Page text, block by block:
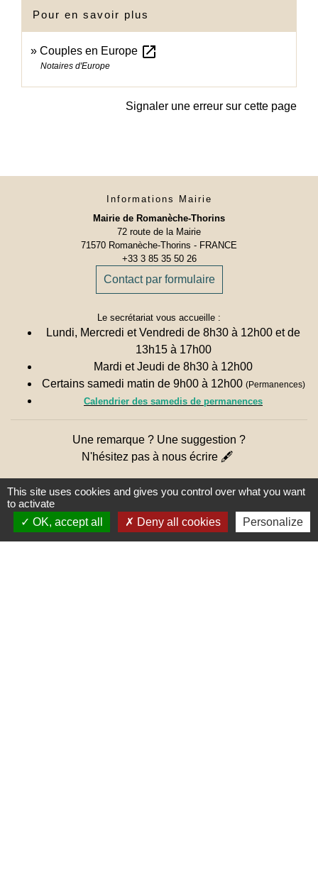
Pour en savoir plus
Couples en Europe open_in_new
Notaires d'Europe
Signaler une erreur sur cette page
Informations Mairie
Mairie de Romanèche-Thorins
72 route de la Mairie
71570 Romanèche-Thorins - FRANCE
+33 3 85 35 50 26
Contact par formulaire
Le secrétariat vous accueille :
Lundi, Mercredi et Vendredi de 8h30 à 12h00 et de
13h15 à 17h00
Mardi et Jeudi de 8h30 à 12h00
Certains samedi matin de 9h00 à 12h00 (Permanences)
Calendrier des samedis de permanences
Une remarque ? Une suggestion ?
N'hésitez pas à nous écrire 🖋
This site uses cookies and gives you control over what you want
to activate
OK, accept all
Deny all cookies Personalize